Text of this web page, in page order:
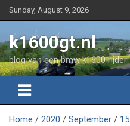
Skip
to
Sunday, August 9, 2026
k1600gt.nl
blog van een bmw k1600 rijder
Home 2020 September
15